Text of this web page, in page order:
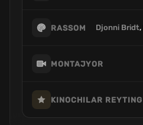
RASSOM Djonni Bridt,
MONTAJYOR
KINOCHILAR REYTING